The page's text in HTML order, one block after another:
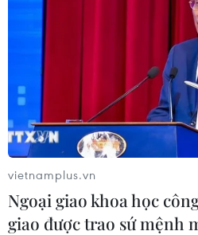
Trung tâm Phối hợp tìm kiếm,
Nam khu vực 4 đã đưa một
Hòa bị thương nặng do tai
Cảng Nha Trang (tỉnh Khánh
vietnamplus.vn
Ngoại giao khoa học
giao được trao sứ mệnh